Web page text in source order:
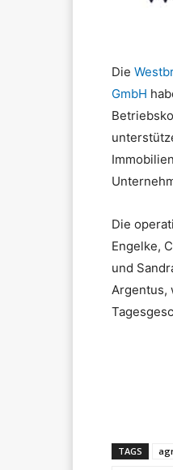
Die
GmbH
Die
Engelke,
und
Argentus,
TAGS